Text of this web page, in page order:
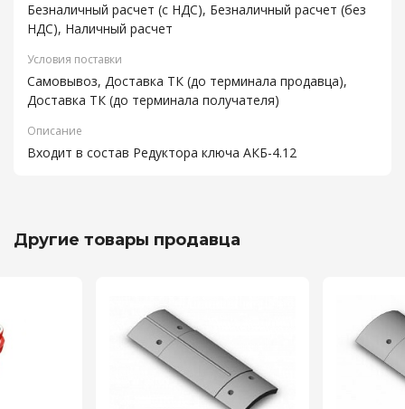
Безналичный расчет (с НДС), Безналичный расчет (без
НДС), Наличный расчет
Условия поставки
Самовывоз, Доставка ТК (до терминала продавца),
Доставка ТК (до терминала получателя)
Описание
Входит в состав Редуктора ключа АКБ-4.12
Другие товары продавца